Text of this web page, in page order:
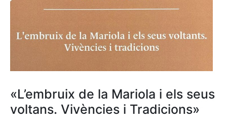
«L’embruix de la Mariola i els seus
voltans. Vivències i Tradicions»